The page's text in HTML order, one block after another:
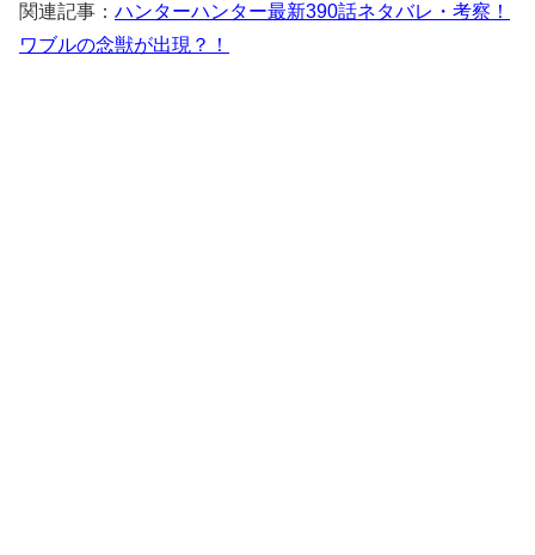
関連記事： ハンターハンター最新390話ネタバレ・考察！
ワブルの念獣が出現？！